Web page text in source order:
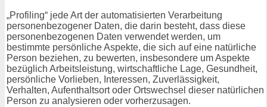
„Profiling“ jede Art der automatisierten Verarbeitung
personenbezogener Daten, die darin besteht, dass diese
personenbezogenen Daten verwendet werden, um
bestimmte persönliche Aspekte, die sich auf eine natürliche
Person beziehen, zu bewerten, insbesondere um Aspekte
bezüglich Arbeitsleistung, wirtschaftliche Lage, Gesundheit,
persönliche Vorlieben, Interessen, Zuverlässigkeit,
Verhalten, Aufenthaltsort oder Ortswechsel dieser natürlichen
Person zu analysieren oder vorherzusagen.